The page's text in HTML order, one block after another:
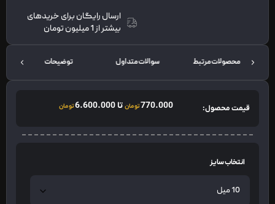
ارسال رایگان برای خریدهای
بیشتر از 1 میلیون تومان
محصولات مرتبط سوالات متداول توضیحات
قیمت محصول: 770.000تومانتا6.600.000تومان
انتخاب سایز